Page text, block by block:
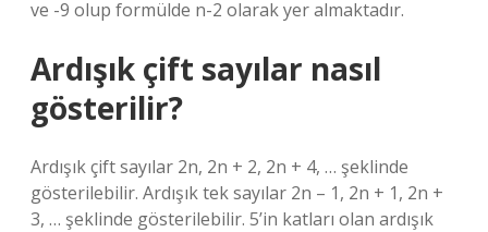
ve -9 olup formülde n-2 olarak yer almaktadır.
Ardışık çift sayılar nasıl
gösterilir?
Ardışık çift sayılar 2n, 2n + 2, 2n + 4, … şeklinde
gösterilebilir. Ardışık tek sayılar 2n – 1, 2n + 1, 2n +
3, … şeklinde gösterilebilir. 5’in katları olan ardışık